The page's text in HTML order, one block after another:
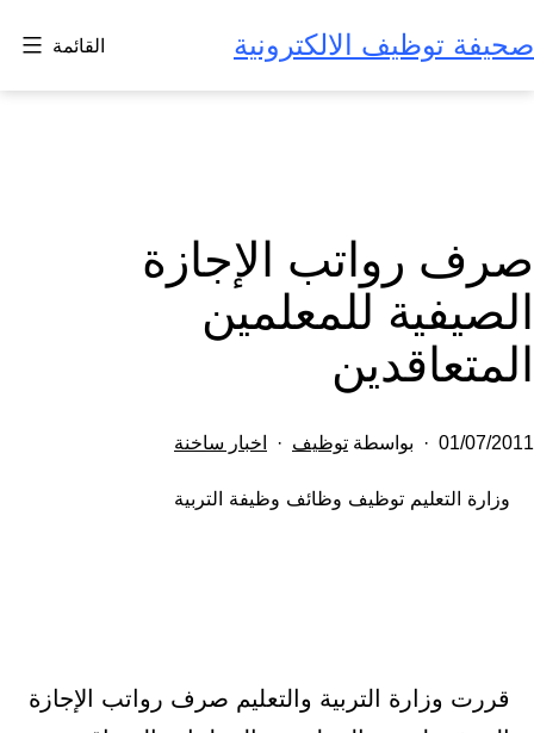
إلى
المحتوى
صحيفة توظيف الالكترونية القائمة
صرف رواتب الإجازة
الصيفية للمعلمين
المتعاقدين
تم
في
01/07/2011 بواسطة توظيف
مصنف
اخبار ساخنة
وزارة التعليم توظيف وظائف وظيفة التربية
قررت وزارة التربية والتعليم صرف رواتب الإجازة